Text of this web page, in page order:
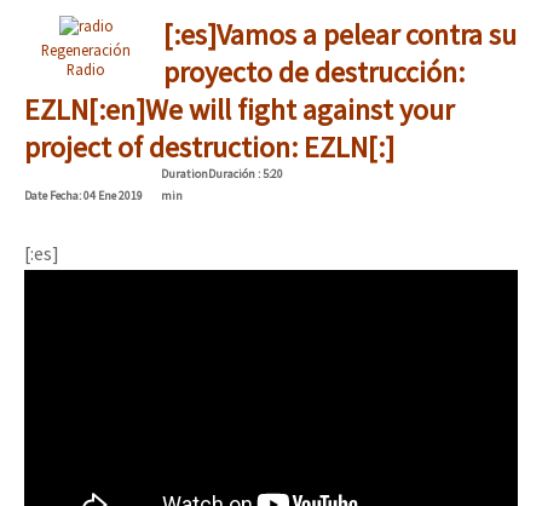
Regeneración
Radio
[:es]Vamos a pelear contra su
proyecto de destrucción:
EZLN[:en]We will fight against your
project of destruction: EZLN[:]
DateFecha: 04 Ene 2019
DurationDuración: 5:20
min
[:es]